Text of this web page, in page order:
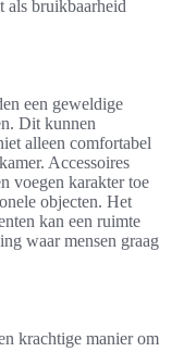
als bruikbaarheid
een geweldige
Dit kunnen
alleen comfortabel
Accessoires
voegen karakter toe
objecten. Het
kan een ruimte
waar mensen graag
krachtige manier om